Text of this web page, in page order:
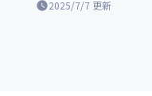
2025/7/7 更新